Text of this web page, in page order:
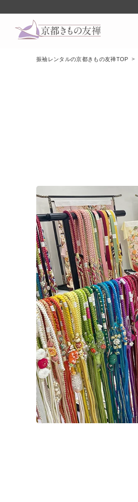
振袖レンタルの京都きもの友禅TOP